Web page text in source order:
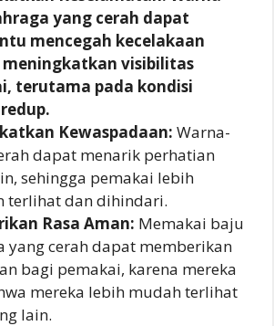
yang cerah dapat
mencegah kecelakaan
meningkatkan visibilitas
terutama pada kondisi
Kewaspadaan: Warna-
dapat menarik perhatian
sehingga pemakai lebih
terlihat dan dihindari.
Rasa Aman: Memakai baju
yang cerah dapat memberikan
bagi pemakai, karena mereka
mereka lebih mudah terlihat
lain.